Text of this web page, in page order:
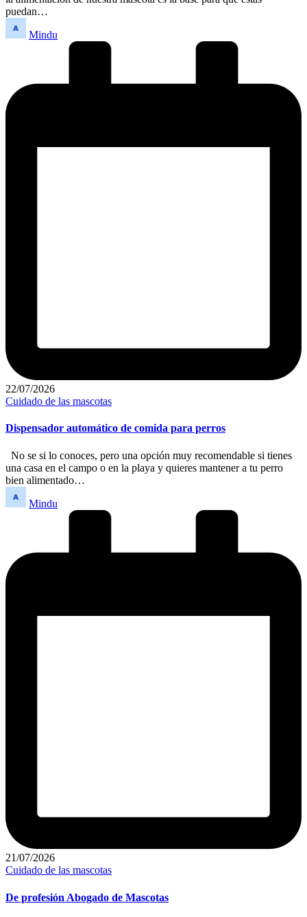
puedan…
Publicado
Mindu
22/07/2026
Publicado
Cuidado de las mascotas
Dispensador automático de comida para perros
No se si lo conoces, pero una opción muy recomendable si tienes
una casa en el campo o en la playa y quieres mantener a tu perro
bien alimentado…
Publicado
Mindu
21/07/2026
Publicado
Cuidado de las mascotas
De profesión Abogado de Mascotas